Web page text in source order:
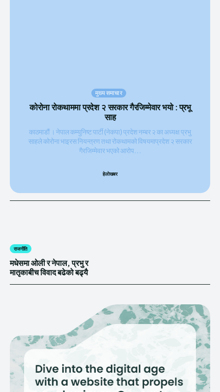
मुख्य समाचार
कोरोना रोकथाममा प्रदेश २ सरकार गैरजिम्मेवार भयो : प्रभू
साह
काठमाडौं । नेपाल कम्युनिष्ट पार्टी (नेकपा) प्रदेश नम्बर २ का अध्यक्ष प्रभु
साहले कोरोना भाइरस नियन्त्रण तथा रोकथामको विषयमाप्रदेश २ सरकार
गैरजिम्मेवार भएको आरोप...
हेलाेखबर
राजनीति
मधेसमा ओली र नेपाल, प्रभु र
मातृकाबीच विवाद बढेको बढ्यै